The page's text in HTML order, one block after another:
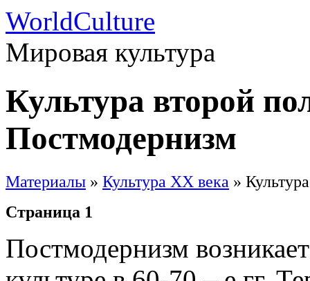
WorldCulture
Мировая культура
Культура второй
Постмодернизм
Материалы » Культура XX века »
Страница 1
Постмодернизм